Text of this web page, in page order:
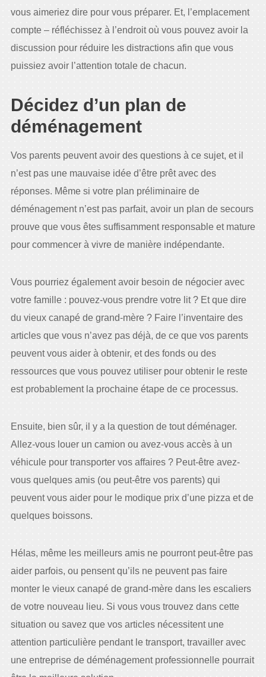
vous aimeriez dire pour vous préparer. Et, l’emplacement
compte – réfléchissez à l’endroit où vous pouvez avoir la
discussion pour réduire les distractions afin que vous
puissiez avoir l’attention totale de chacun.
Décidez d’un plan de
déménagement
Vos parents peuvent avoir des questions à ce sujet, et il
n’est pas une mauvaise idée d’être prêt avec des
réponses. Même si votre plan préliminaire de
déménagement n’est pas parfait, avoir un plan de secours
prouve que vous êtes suffisamment responsable et mature
pour commencer à vivre de manière indépendante.
Vous pourriez également avoir besoin de négocier avec
votre famille : pouvez-vous prendre votre lit ? Et que dire
du vieux canapé de grand-mère ? Faire l’inventaire des
articles que vous n’avez pas déjà, de ce que vos parents
peuvent vous aider à obtenir, et des fonds ou des
ressources que vous pouvez utiliser pour obtenir le reste
est probablement la prochaine étape de ce processus.
Ensuite, bien sûr, il y a la question de tout déménager.
Allez-vous louer un camion ou avez-vous accès à un
véhicule pour transporter vos affaires ? Peut-être avez-
vous quelques amis (ou peut-être vos parents) qui
peuvent vous aider pour le modique prix d’une pizza et de
quelques boissons.
Hélas, même les meilleurs amis ne pourront peut-être pas
aider parfois, ou pensent qu’ils ne peuvent pas faire
monter le vieux canapé de grand-mère dans les escaliers
de votre nouveau lieu. Si vous vous trouvez dans cette
situation ou savez que vos articles nécessitent une
attention particulière pendant le transport, travailler avec
une entreprise de déménagement professionnelle pourrait